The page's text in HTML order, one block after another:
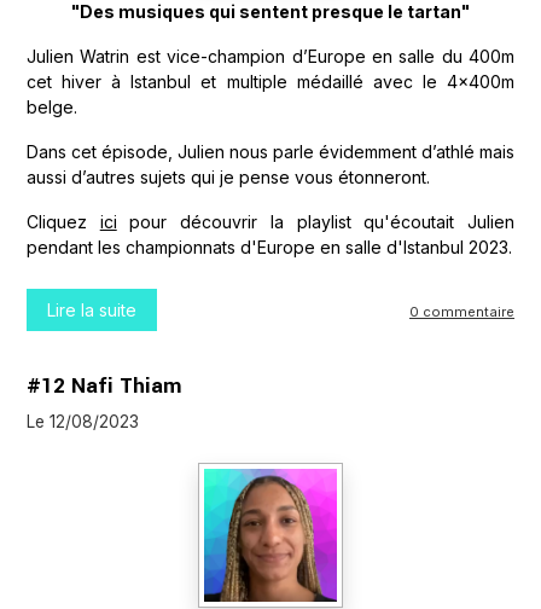
"Des musiques qui sentent presque le tartan"
Julien Watrin est vice-champion d’Europe en salle du 400m
cet hiver à Istanbul et multiple médaillé avec le 4x400m
belge.
Dans cet épisode, Julien nous parle évidemment d’athlé mais
aussi d’autres sujets qui je pense vous étonneront.
Cliquez ici pour découvrir la playlist qu'écoutait Julien
pendant les championnats d'Europe en salle d'Istanbul 2023.
Lire la suite 0 commentaire
#12 Nafi Thiam
Le 12/08/2023